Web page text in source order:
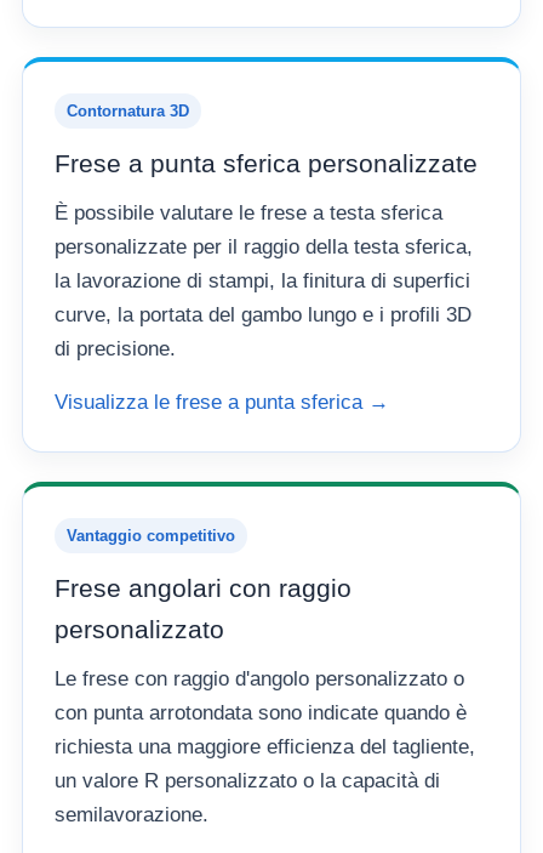
Contornatura 3D
Frese a punta sferica personalizzate
È possibile valutare le frese a testa sferica
personalizzate per il raggio della testa sferica,
la lavorazione di stampi, la finitura di superfici
curve, la portata del gambo lungo e i profili 3D
di precisione.
Visualizza le frese a punta sferica →
Vantaggio competitivo
Frese angolari con raggio
personalizzato
Le frese con raggio d'angolo personalizzato o
con punta arrotondata sono indicate quando è
richiesta una maggiore efficienza del tagliente,
un valore R personalizzato o la capacità di
semilavorazione.